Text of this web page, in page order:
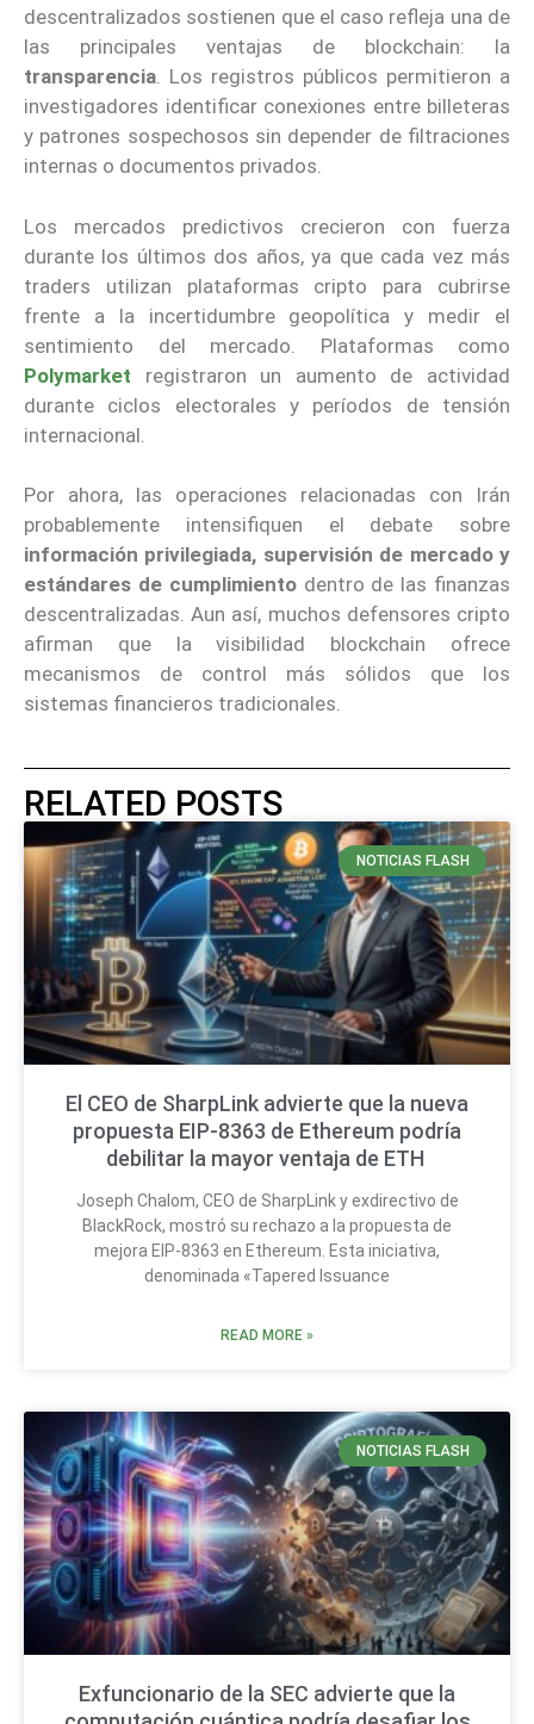
descentralizados sostienen que el caso refleja una de
las principales ventajas de blockchain: la
transparencia. Los registros públicos permitieron a
investigadores identificar conexiones entre billeteras
y patrones sospechosos sin depender de filtraciones
internas o documentos privados.
Los mercados predictivos crecieron con fuerza
durante los últimos dos años, ya que cada vez más
traders utilizan plataformas cripto para cubrirse
frente a la incertidumbre geopolítica y medir el
sentimiento del mercado. Plataformas como
Polymarket
registraron un aumento de actividad
durante ciclos electorales y períodos de tensión
internacional.
Por ahora, las operaciones relacionadas con Irán
probablemente intensifiquen el debate sobre
información privilegiada, supervisión de mercado y
estándares de cumplimientodentro de las finanzas
descentralizadas. Aun así, muchos defensores cripto
afirman que la visibilidad blockchain ofrece
mecanismos de control más sólidos que los
sistemas financieros tradicionales.
RELATED POSTS
NOTICIAS FLASH
El CEO de SharpLink advierte que la nueva
propuesta EIP-8363 de Ethereum podría
debilitar la mayor ventaja de ETH
Joseph Chalom, CEO de SharpLink y exdirectivo de
BlackRock, mostró su rechazo a la propuesta de
mejora EIP-8363 en Ethereum. Esta iniciativa,
denominada «Tapered Issuance
READ MORE »
NOTICIAS FLASH
Exfuncionario de la SEC advierte que la